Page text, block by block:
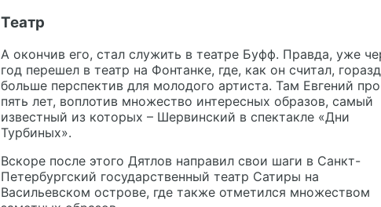
Театр
А окончив его, стал служить в театре Буфф. Правда, уже
год перешел в театр на Фонтанке, где, как он считал,
больше перспектив для молодого артиста. Там Евгений
пять лет, воплотив множество интересных образов, самый
известный из которых – Шервинский в спектакле «Дни
Турбиных».
Вскоре после этого Дятлов направил свои шаги в Санкт-
Петербургский государственный театр Сатиры на
Васильевском острове, где также отметился множеством